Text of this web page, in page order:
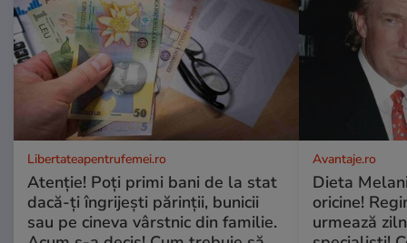
Libertateapentrufemei.ro
Atenție! Poți primi bani de la stat
dacă-ți îngrijești părinții, bunicii
sau pe cineva vârstnic din familie.
Avantaje.ro
Dieta
oricine!
urmează